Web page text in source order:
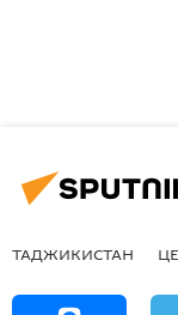
ТАДЖИКИСТАН